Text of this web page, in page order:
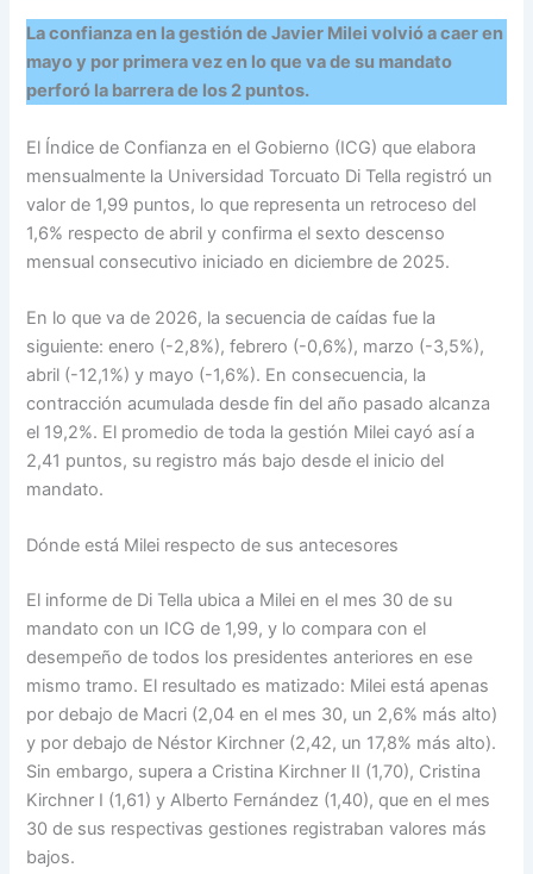
La confianza en la gestión de Javier Milei volvió a caer en
mayo y por primera vez en lo que va de su mandato
perforó la barrera de los 2 puntos.
El Índice de Confianza en el Gobierno (ICG) que elabora
mensualmente la Universidad Torcuato Di Tella registró un
valor de 1,99 puntos, lo que representa un retroceso del
1,6% respecto de abril y confirma el sexto descenso
mensual consecutivo iniciado en diciembre de 2025.
En lo que va de 2026, la secuencia de caídas fue la
siguiente: enero (-2,8%), febrero (-0,6%), marzo (-3,5%),
abril (-12,1%) y mayo (-1,6%). En consecuencia, la
contracción acumulada desde fin del año pasado alcanza
el 19,2%. El promedio de toda la gestión Milei cayó así a
2,41 puntos, su registro más bajo desde el inicio del
mandato.
Dónde está Milei respecto de sus antecesores
El informe de Di Tella ubica a Milei en el mes 30 de su
mandato con un ICG de 1,99, y lo compara con el
desempeño de todos los presidentes anteriores en ese
mismo tramo. El resultado es matizado: Milei está apenas
por debajo de Macri (2,04 en el mes 30, un 2,6% más alto)
y por debajo de Néstor Kirchner (2,42, un 17,8% más alto).
Sin embargo, supera a Cristina Kirchner II (1,70), Cristina
Kirchner I (1,61) y Alberto Fernández (1,40), que en el mes
30 de sus respectivas gestiones registraban valores más
bajos.